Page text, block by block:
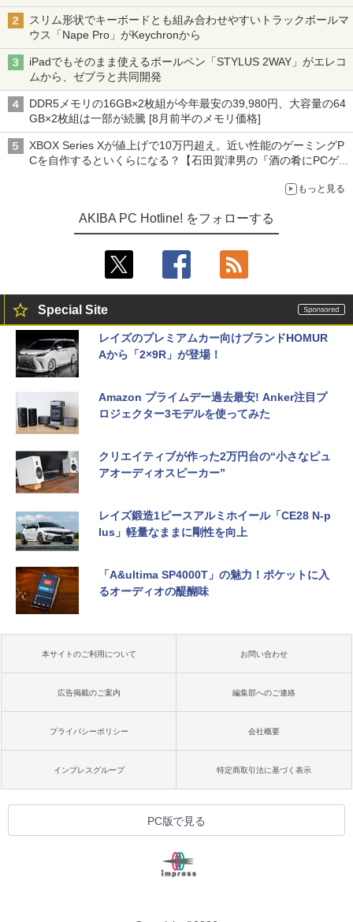
スリム形状でキーボードとも組み合わせやすいトラックボールマ
ウス「Nape Pro」がKeychronから
iPadでもそのまま使えるボールペン「STYLUS 2WAY」がエレコ
ムから、ゼブラと共同開発
DDR5メモリの16GB×2枚組が今年最安の39,980円、大容量の64
GB×2枚組は一部が続騰 [8月前半のメモリ価格]
XBOX Series Xが値上げで10万円超え。近い性能のゲーミングP
Cを自作するといくらになる？【石田賀津男の『酒の肴にPCゲ
もっと見る
AKIBA PC Hotline! をフォローする
Special Site
レイズのプレミアムカー向けブランドHOMUR
Aから「2×9R」が登場！
Amazon プライムデー過去最安! Anker注目プ
ロジェクター3モデルを使ってみた
クリエイティブが作った2万円台の“小さなピュ
アオーディオスピーカー”
レイズ鍛造1ピースアルミホイール「CE28 N-p
lus」軽量なままに剛性を向上
「A&ultima SP4000T」の魅力！ポケットに入
るオーディオの醍醐味
本サイトのご利用について お問い合わせ
広告掲載のご案内 編集部へのご連絡
プライバシーポリシー 会社概要
インプレスグループ 特定商取引法に基づく表示
PC版で見る